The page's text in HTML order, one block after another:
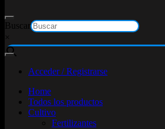
Buscar
×
Acceder / Registrarse
Home
Todos los productos
Cultivo
Fertilizantes